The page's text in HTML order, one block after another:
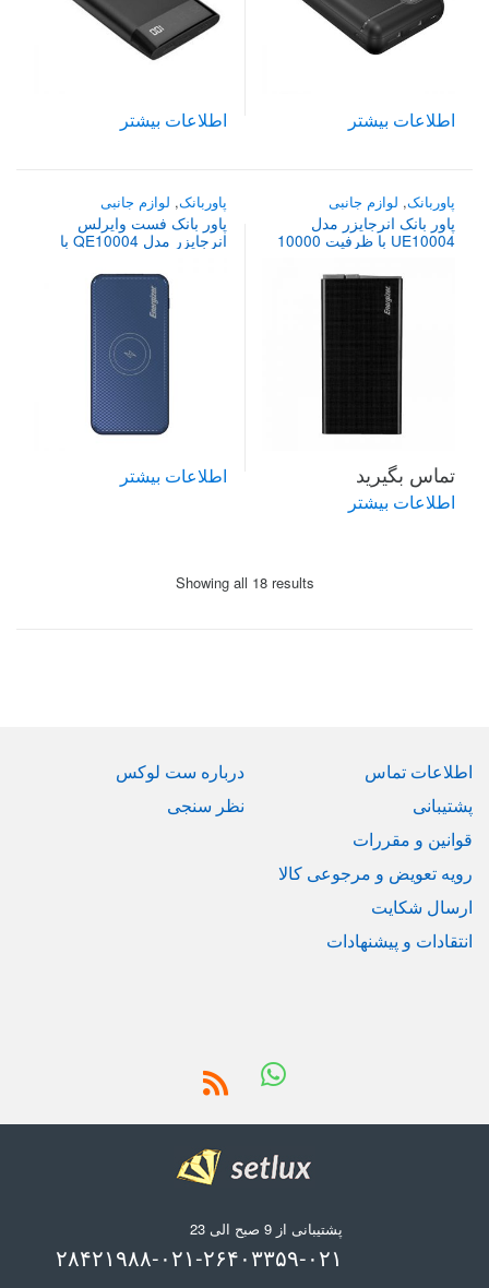
اطلاعات بیشتر اطلاعات بیشتر
پاوربانک, لوازم جانبی
پاور بانک انرجایزر مدل
UE10004 با ظرفیت 10000
تماس بگیرید
اطلاعات بیشتر
پاوربانک, لوازم جانبی
پاور بانک فست وایرلس
انرجایزر مدل QE10004 با
اطلاعات بیشتر
Showing all 18 results
Sorted
اطلاعات تماس
پشتیبانی
قوانین و مقررات
رویه تعویض و مرجوعی کالا
ارسال شکایت
انتقادات و پیشنهادات
درباره ست لوکس
نظر سنجی
پشتیبانی از 9 صبح الی 23
۰۲۱-۲۶۴۰۳۳۵۹-۰۲۱-۲۸۴۲۱۹۸۸